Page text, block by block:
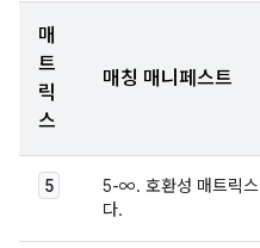
매
트
릭
스
매칭 매니페스트
5 5-∞. 호환성 매트릭스
다.